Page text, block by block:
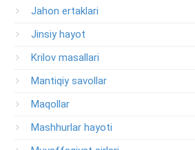
Jahon ertaklari
Jinsiy hayot
Krilov masallari
Mantiqiy savollar
Maqollar
Mashhurlar hayoti